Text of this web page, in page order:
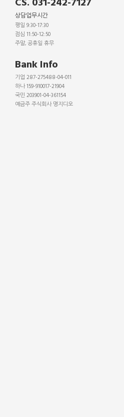
상담업무시간
평일 9:30-17:30
점심 11:50-12:50
주말, 공휴일 휴무
Bank Info
기업 287-275488-04-011
하나 159-910017-21904
국민 203901-04-361154
예금주 주식회사 명지디오